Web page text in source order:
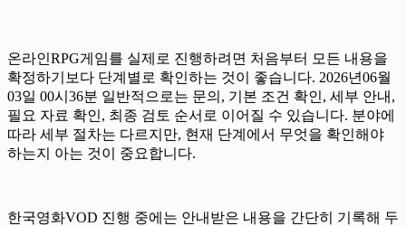
온라인RPG게임를 실제로 진행하려면 처음부터 모든 내용을
확정하기보다 단계별로 확인하는 것이 좋습니다. 2026년06월
03일 00시36분 일반적으로는 문의, 기본 조건 확인, 세부 안내,
필요 자료 확인, 최종 검토 순서로 이어질 수 있습니다. 분야에
따라 세부 절차는 다르지만, 현재 단계에서 무엇을 확인해야
하는지 아는 것이 중요합니다.
한국영화VOD 진행 중에는 안내받은 내용을 간단히 기록해 두